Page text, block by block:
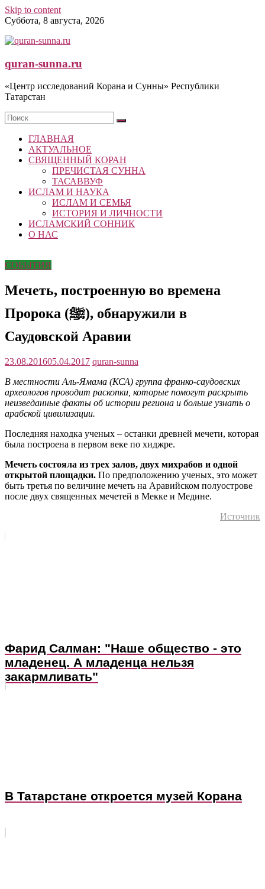
Skip to content
Суббота, 8 августа, 2026
quran-sunna.ru
«Центр исследований Корана и Сунны» Республики
Татарстан
ГЛАВНАЯ
АКТУАЛЬНОЕ
СВЯЩЕННЫЙ КОРАН
ПРЕЧИСТАЯ СУННА
ТАСАВВУФ
ИСЛАМ И НАУКА
ИСЛАМ И СЕМЬЯ
ИСТОРИЯ И ЛИЧНОСТИ
ИСЛАМСКИЙ СОННИК
О НАС
СОБЫТИЯ
Мечеть, построенную во времена
Пророка (ﷺ), обнаружили в
Саудовской Аравии
23.08.201605.04.2017 quran-sunna
В местности Аль-Ямама (КСА) группа франко-саудовских
археологов проводит раскопки, которые помогут раскрыть
неизведанные факты об истории региона и больше узнать о
арабской цивилизации.
Последняя находка ученых – останки древней мечети, которая
была построена в первом веке по хиджре.
Мечеть состояла из трех залов, двух михрабов и одной
открытой площадки. По предположению ученых, это может
быть третья по величине мечеть на Аравийском полуострове
после двух священных мечетей в Мекке и Медине.
Источник
Фарид Салман: "Наше общество - это
младенец. А младенца нельзя
закармливать"
В Татарстане откроется музей Корана